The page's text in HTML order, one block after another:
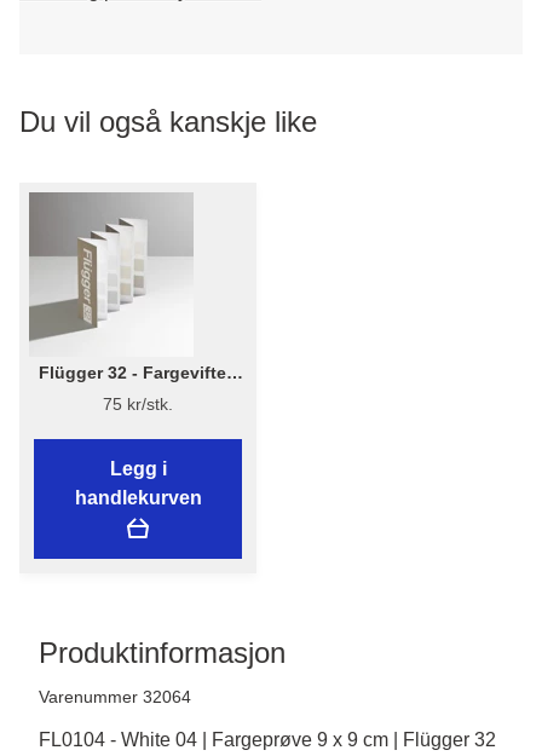
Du vil også kanskje like
Flügger 32 - Fargevifte -
Flügger 32 - Fargekart
75 kr/stk.
Legg i
handlekurven
Produktinformasjon
Varenummer 32064
FL0104 - White 04 | Fargeprøve 9 x 9 cm | Flügger 32